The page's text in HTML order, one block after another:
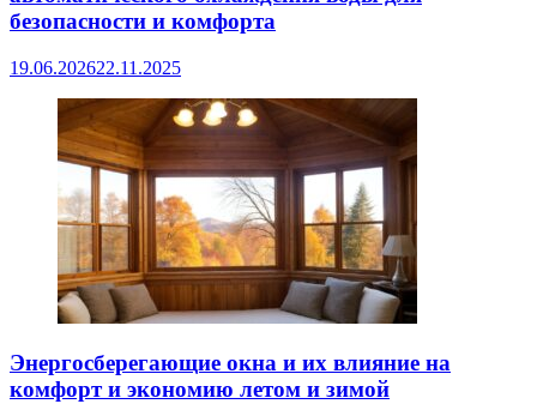
безопасности и комфорта
19.06.202622.11.2025
Энергосберегающие окна и их влияние на
комфорт и экономию летом и зимой